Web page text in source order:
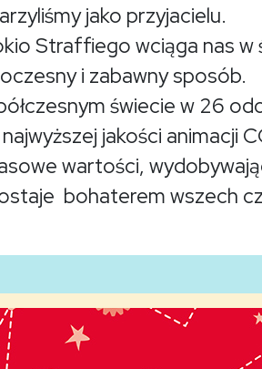
jako przyjacielu.
Straffiego wciąga nas w
i zabawny sposób.
świecie w 26
jakości animacji
wartości,
bohaterem wszech